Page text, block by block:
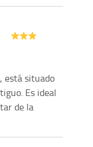
está situado
Es ideal
de la